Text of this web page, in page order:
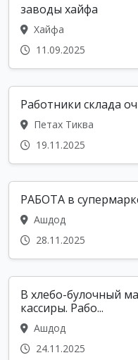
заводы хайфа
Хайфа
11.09.2025
Работники склада
Петах Тиква
19.11.2025
РАБОТА в
Ашдод
28.11.2025
В хлебо-булочный
кассиры. Рабо...
Ашдод
24.11.2025